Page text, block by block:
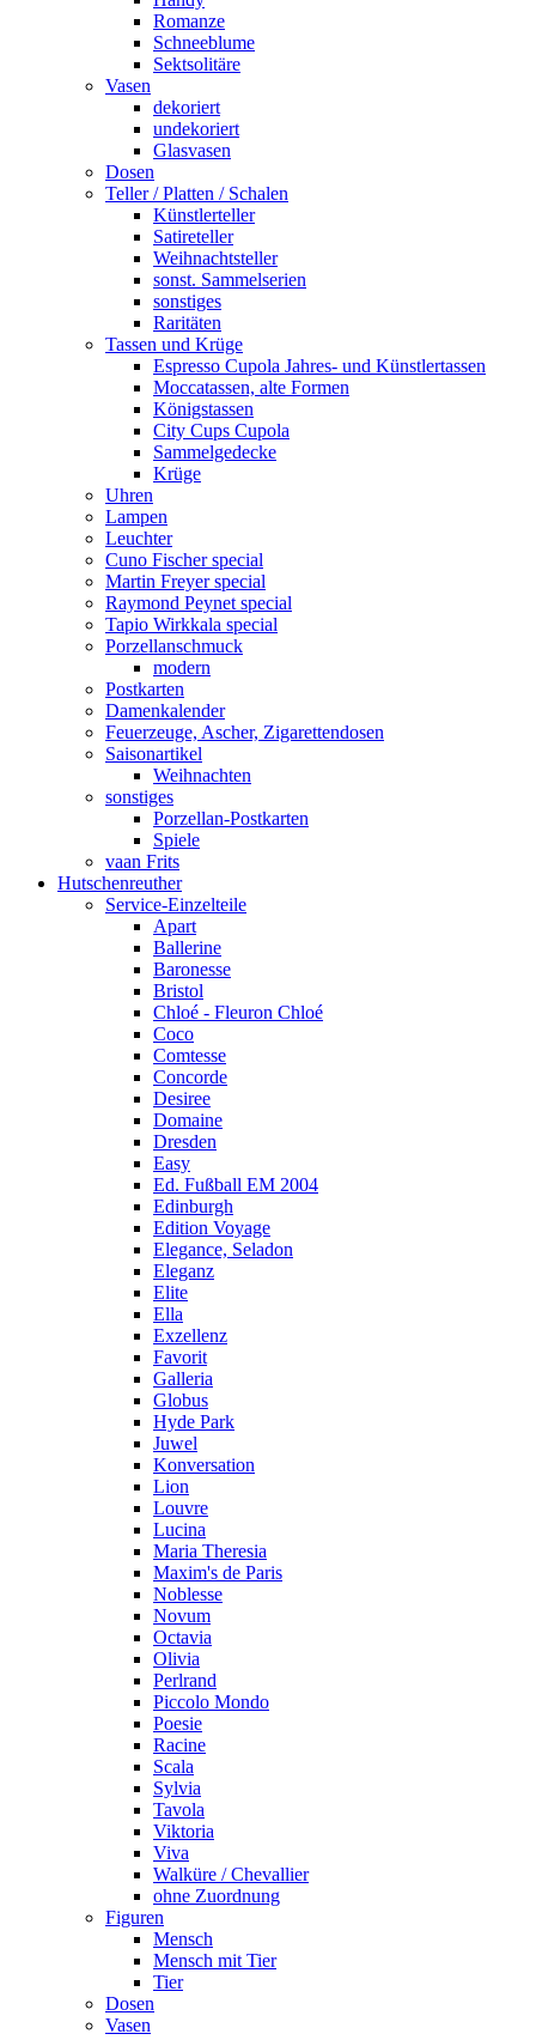
Romanze
Schneeblume
Sektsolitäre
Vasen
dekoriert
undekoriert
Glasvasen
Dosen
Teller / Platten / Schalen
Künstlerteller
Satireteller
Weihnachtsteller
sonst. Sammelserien
sonstiges
Raritäten
Tassen und Krüge
Espresso Cupola Jahres- und Künstlertassen
Moccatassen, alte Formen
Königstassen
City Cups Cupola
Sammelgedecke
Krüge
Uhren
Lampen
Leuchter
Cuno Fischer special
Martin Freyer special
Raymond Peynet special
Tapio Wirkkala special
Porzellanschmuck
modern
Postkarten
Damenkalender
Feuerzeuge, Ascher, Zigarettendosen
Saisonartikel
Weihnachten
sonstiges
Porzellan-Postkarten
Spiele
vaan Frits
Hutschenreuther
Service-Einzelteile
Apart
Ballerine
Baronesse
Bristol
Chloé - Fleuron Chloé
Coco
Comtesse
Concorde
Desiree
Domaine
Dresden
Easy
Ed. Fußball EM 2004
Edinburgh
Edition Voyage
Elegance, Seladon
Eleganz
Elite
Ella
Exzellenz
Favorit
Galleria
Globus
Hyde Park
Juwel
Konversation
Lion
Louvre
Lucina
Maria Theresia
Maxim's de Paris
Noblesse
Novum
Octavia
Olivia
Perlrand
Piccolo Mondo
Poesie
Racine
Scala
Sylvia
Tavola
Viktoria
Viva
Walküre / Chevallier
ohne Zuordnung
Figuren
Mensch
Mensch mit Tier
Tier
Dosen
Vasen